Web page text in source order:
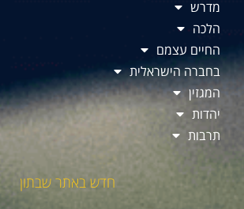
מדרש
הלכה
החיים עצמם
בחברה הישראלית
המגזין
יהדות
תרבות
חדש באתר שבתון